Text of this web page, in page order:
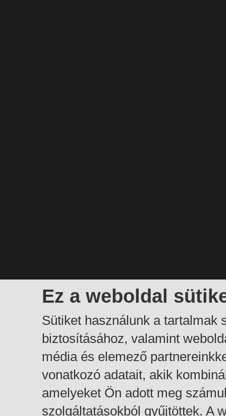
Ez a weboldal
Sütiket használunk a tartalmak
biztosításához, valamint
média és elemező
vonatkozó adatait, akik
amelyeket Ön adott meg
szolgáltatásokból gyűjtöttek. A